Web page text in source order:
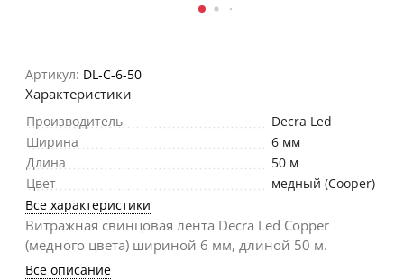
Артикул: DL-C-6-50
Характеристики
Производитель
Decra Led
Ширина
6 мм
Длина
50 м
Цвет
медный (Cooper)
Все характеристики
Витражная свинцовая лента Decra Led Copper
(медного цвета) шириной 6 мм, длиной 50 м.
Все описание